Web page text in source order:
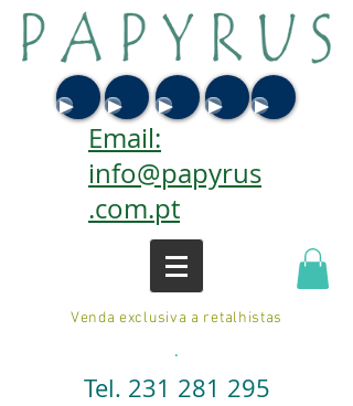
Email:
info@papyrus
.com.pt
Venda exclusiva a retalhistas
.
Tel. 231 281 295